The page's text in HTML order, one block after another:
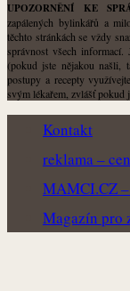
UPOZORNĚNÍ KE
zapálených bylinkářů a
těchto stránkách se vždy
správnost všech
(pokud jste nějakou našli,
postupy a recepty
svým lékařem, zvlášť pokud
Kontakt
reklama –
MAMCI.CZ
Magazín pro